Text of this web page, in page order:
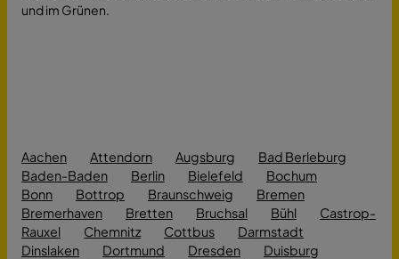
und im Grünen.
Aachen Attendorn Augsburg
Bad Berleburg
Baden-Baden
Berlin Bielefeld
Bochum
Bonn
Bottrop Braunschweig
Bremen
Bremerhaven
Bretten Bruchsal Bühl
Castrop-
Rauxel
Chemnitz Cottbus
Darmstadt
Dinslaken
Dortmund Dresden
Duisburg